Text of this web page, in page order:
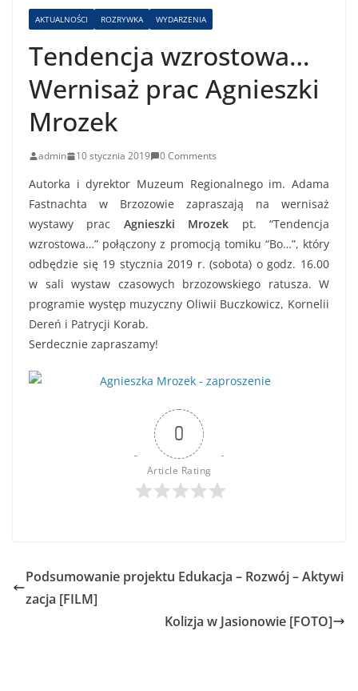
AKTUALNOŚCI ROZRYWKA WYDARZENIA
Tendencja wzrostowa…
Wernisaż prac Agnieszki
Mrozek
admin 10 stycznia 2019 0 Comments
Autorka i dyrektor Muzeum Regionalnego im. Adama
Fastnachta w Brzozowie zapraszają na wernisaż
wystawy prac Agnieszki Mrozek pt. “Tendencja
wzrostowa…” połączony z promocją tomiku “Bo…”, który
odbędzie się 19 stycznia 2019 r. (sobota) o godz. 16.00
w sali wystaw czasowych brzozowskiego ratusza. W
programie występ muzyczny Oliwii Buczkowicz, Kornelii
Dereń i Patrycji Korab.
Serdecznie zapraszamy!
0
Article Rating
Podsumowanie projektu Edukacja – Rozwój – Aktywi
zacja [FILM]
Kolizja w Jasionowie [FOTO]